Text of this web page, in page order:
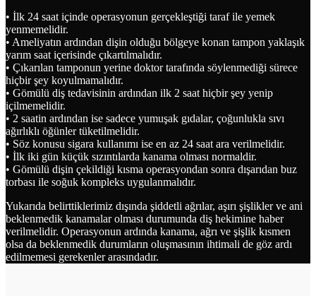
• İlk 24 saat içinde operasyonun gerçekleştiği taraf ile yemek
yenmemelidir.
• Ameliyatın ardından dişin olduğu bölgeye konan tampon yaklaşık
yarım saat içerisinde çıkartılmalıdır.
• Çıkarılan tamponun yerine doktor tarafında söylenmediği sürece
hiçbir şey koyulmamalıdır.
• Gömülü diş tedavisinin ardından ilk 2 saat hiçbir şey yenip
içilmemelidir.
• 2 saatin ardından ise sadece yumuşak gıdalar, çoğunlukla sıvı
ağırlıklı öğünler tüketilmelidir.
• Söz konusu sigara kullanımı ise en az 24 saat ara verilmelidir.
• İlk iki gün küçük sızıntılarda kanama olması normaldir.
• Gömülü dişin çekildiği kısma operasyondan sonra dışarıdan buz
torbası ile soğuk kompleks uygulanmalıdır.
Yukarıda belirttiklerimiz dışında şiddetli ağrılar, aşırı şişlikler ve ani
beklenmedik kanamalar olması durumunda diş hekimine haber
verilmelidir. Operasyonun ardında kanama, ağrı ve şişlik kısmen
olsa da beklenmedik durumların oluşmasının ihtimali de göz ardı
edilmemesi gerekenler arasındadır.